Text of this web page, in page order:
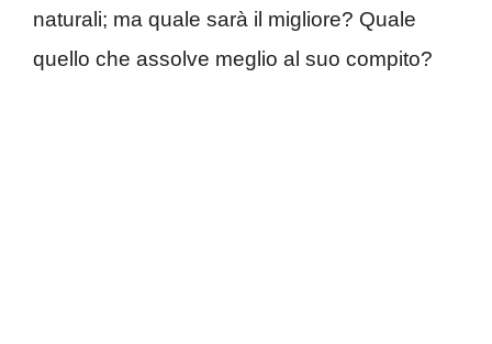
naturali; ma quale sarà il migliore? Quale
quello che assolve meglio al suo compito?